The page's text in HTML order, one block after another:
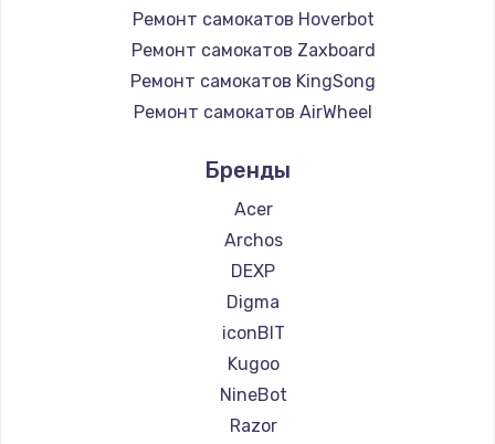
Ремонт самокатов Hoverbot
Ремонт самокатов Zaxboard
Ремонт самокатов KingSong
Ремонт самокатов AirWheel
Ремонт самокатов Hunter
Ремонт самокатов Shorner
Ремонт самокатов Joyor
Ремонт самокатов Minimotors
Ремонт самокатов Bork
Ремонт самокатов Segway
Ремонт самокатов KIRIN
Бренды
Acer
Archos
DEXP
Digma
iconBIT
Kugoo
NineBot
Razor